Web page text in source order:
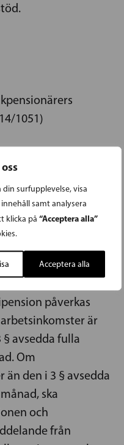
surfupplevelse, visa
samt analysera
klicka på “Acceptera alla”
Acceptera alla
1051)
pension
enligt
enligt
påverkas
är
avsedda fulla
Om
den i 3 § avsedda
ska
och
från